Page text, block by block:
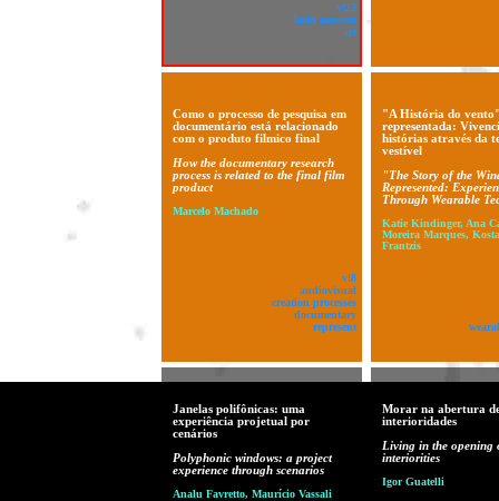
v!22
latin america
art
Como o processo de pesquisa em
documentário está relacionado
com o produto filmico final
How the documentary research
process is related to the final film
product
Marcelo Machado
v!8
audiovisual
creation processes
documentary
represent
"A História do
representada:
histórias através da
vestível
"The Story of the
Represented:
Through Wearable
Katie Kindinger, Ana
Moreira Marques,
Frantzis
Janelas polifônicas: uma
experiência projetual por
cenários
Polyphonic windows: a project
experience through scenarios
Analu Favretto, Maurício Vassali
Morar na abertura
interioridades
Living in the opening
interiorities
Igor Guatelli